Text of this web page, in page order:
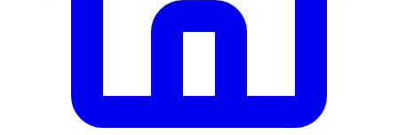
TH
อุดมสุข 28 ถนนอุดมสุข แขวงบางนาเหนือ เขตบางนา